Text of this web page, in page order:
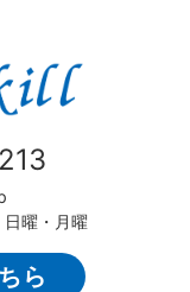
曜・月曜
ら